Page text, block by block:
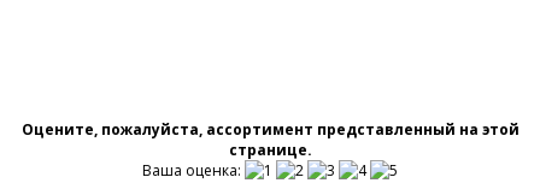
Оцените, пожалуйста, ассортимент представленный на этой
странице.
Ваша оценка: